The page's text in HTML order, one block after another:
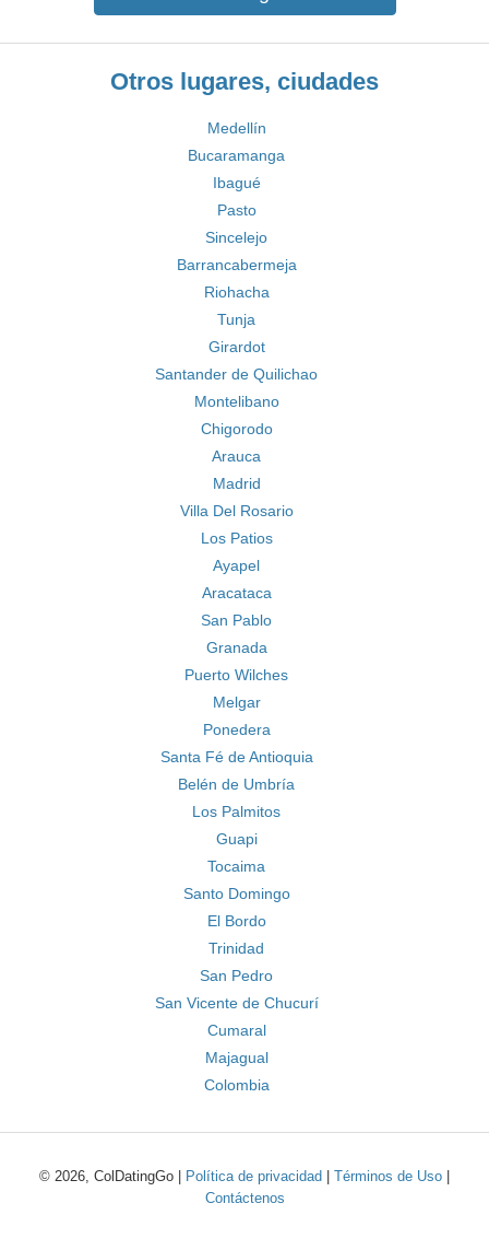
Otros lugares, ciudades
Medellín
Bucaramanga
Ibagué
Pasto
Sincelejo
Barrancabermeja
Riohacha
Tunja
Girardot
Santander de Quilichao
Montelibano
Chigorodo
Arauca
Madrid
Villa Del Rosario
Los Patios
Ayapel
Aracataca
San Pablo
Granada
Puerto Wilches
Melgar
Ponedera
Santa Fé de Antioquia
Belén de Umbría
Los Palmitos
Guapi
Tocaima
Santo Domingo
El Bordo
Trinidad
San Pedro
San Vicente de Chucurí
Cumaral
Majagual
Colombia
© 2026, ColDatingGo | Política de privacidad Términos de Uso
Contáctenos